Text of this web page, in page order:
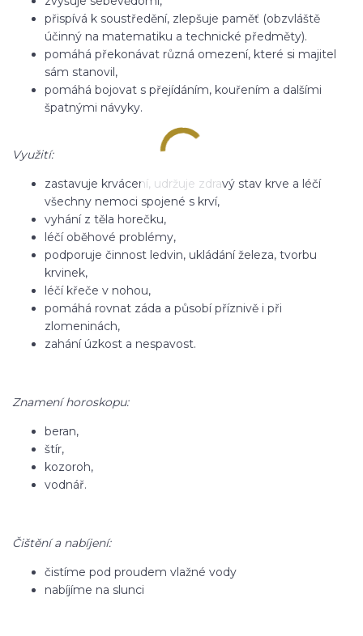
přispívá k soustředění, zlepšuje paměť (obzvláště
účinný na matematiku a technické předměty).
pomáhá překonávat různá omezení, které si majitel
sám stanovil,
pomáhá bojovat s přejídáním, kouřením a dalšími
špatnými návyky.
Využití:
zastavuje krvácení, udržuje zdravý stav krve a léčí
všechny nemoci spojené s krví,
vyhání z těla horečku,
léčí oběhové problémy,
podporuje činnost ledvin, ukládání železa, tvorbu
krvinek,
léčí křeče v nohou,
pomáhá rovnat záda a působí příznivě i při
zlomeninách,
zahání úzkost a nespavost.
Znamení horoskopu:
beran,
štír,
kozoroh,
vodnář.
Čištění a nabíjení:
čistíme pod proudem vlažné vody
nabíjíme na slunci